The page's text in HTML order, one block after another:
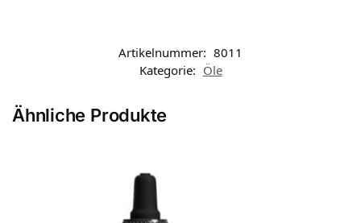
Artikelnummer: 8011
Kategorie: Öle
Ähnliche Produkte